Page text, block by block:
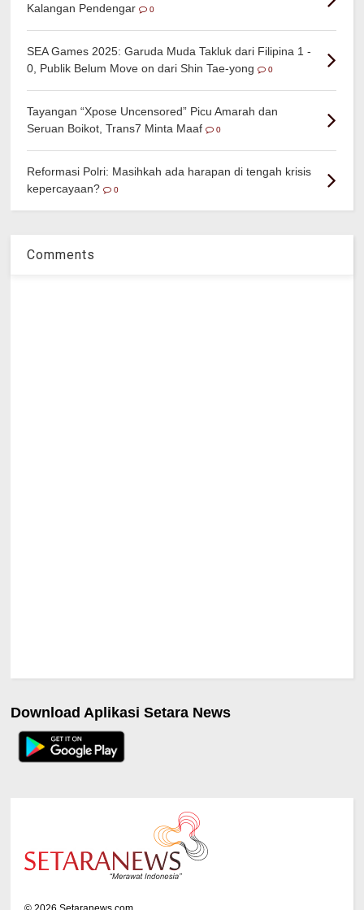
Kalangan Pendengar
0
SEA Games 2025: Garuda Muda Takluk dari Filipina 1 -
0, Publik Belum Move on dari Shin Tae-yong
0
Tayangan “Xpose Uncensored” Picu Amarah dan
Seruan Boikot, Trans7 Minta Maaf
0
Reformasi Polri: Masihkah ada harapan di tengah krisis
kepercayaan?
0
Comments
Download Aplikasi Setara News